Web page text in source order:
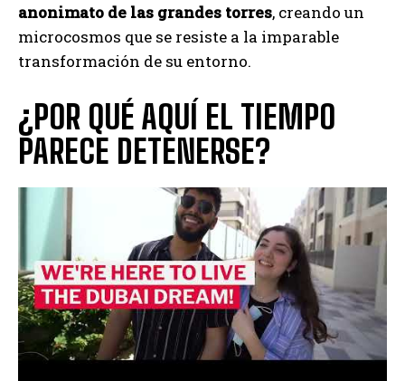
anonimato de las grandes torres, creando un
microcosmos que se resiste a la imparable
transformación de su entorno.
¿POR QUÉ AQUÍ EL TIEMPO
PARECE DETENERSE?